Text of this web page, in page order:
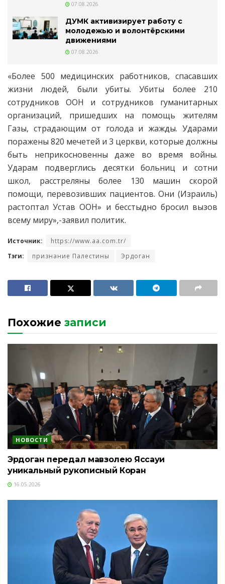
07.08.2026
ДУМК активизирует работу с
молодежью и волонтёрскими
движениями
07.08.2026
«Более 500 медицинских работников, спасавших
жизни людей, были убиты. Убиты более 210
сотрудников ООН и сотрудников гуманитарных
организаций, пришедших на помощь жителям
Газы, страдающим от голода и жажды. Ударами
поражены 820 мечетей и 3 церкви, которые должны
быть неприкосновенны даже во время войны.
Ударам подверглись десятки больниц и сотни
школ, расстреляны более 130 машин скорой
помощи, перевозивших пациентов. Они (Израиль)
растоптал Устав ООН» и бесстыдно бросил вызов
всему миру»,-заявил политик.
Источник:
https://www.aa.com.tr/
Тэги:
признание Палестины Эрдоган
Похожие записи
НОВОСТИ
Эрдоган передал мавзолею Яссауи
уникальный рукописный Коран
16.05.2026